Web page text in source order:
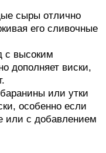
сыры отлично
его сливочные
с высоким
дополняет виски,
или утки
особенно если
или с добавлением